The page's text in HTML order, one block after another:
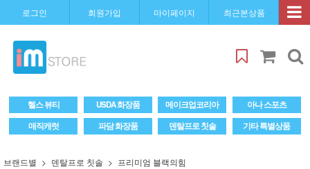
로그인 회원가입 마이페이지 최근본상품
헬스 뷰티 USDA 화장품 메이크업코리아
아나 스포츠
매직캐럿
파담 화장품 덴탈프로 칫솔 기타 특별상품
브랜드별 덴탈프로 칫솔 프리미엄 블랙의힘